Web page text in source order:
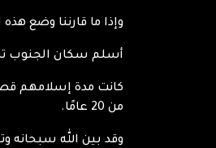
وإذا ما قارننا وضع
أسلم سكان الجنوب
من 20 عامًا.
وقد بين الله سبحانه